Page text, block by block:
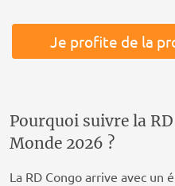
Je profite de la
Pourquoi suivre la
Monde 2026 ?
La RD Congo arrive avec un